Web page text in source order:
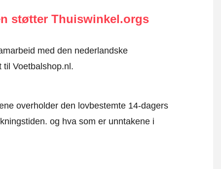
støtter Thuiswinkel.orgs
med den nederlandske
Voetbalshop.nl.
overholder den lovbestemte 14-dagers
og hva som er unntakene i